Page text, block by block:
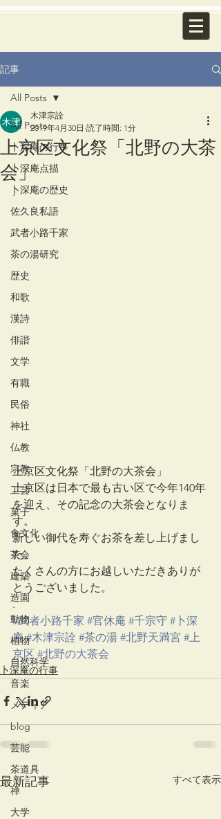
記事
All Posts
卜深庵の行事
卜深庵点描
卜深庵の歴史
佐久良私語
武者小路千家
茶の湯研究
歴史
和歌
漢詩
俳諧
文学
有職
民俗
神社
仏教
宗教
工芸
菓子
食文化
茶会
建築
造園
動物
植物
自然科学
音楽
メディア
blog
芸能
茶道具
禅
大学
All Posts
上京区文化祭「北野の大茶
会」
木津宗詮
2019年4月30日 読了時間: 1分
.
上京区文化祭「北野の大茶会」
上京区は日本で最も古い区で今年140年
を迎え、その記念の大茶会となりま
す。
新しい御代を寿ぐお茶を差し上げまし
た。
たくさんの方にお越しいただきありが
とうございました。
.
#武者小路千家 #官休庵 #千宗守 #卜深
庵 #木津宗詮 #茶の湯 #北野天満宮 #上
京区 #北野の大茶会
卜深庵の行事
最新記事 すべて表示